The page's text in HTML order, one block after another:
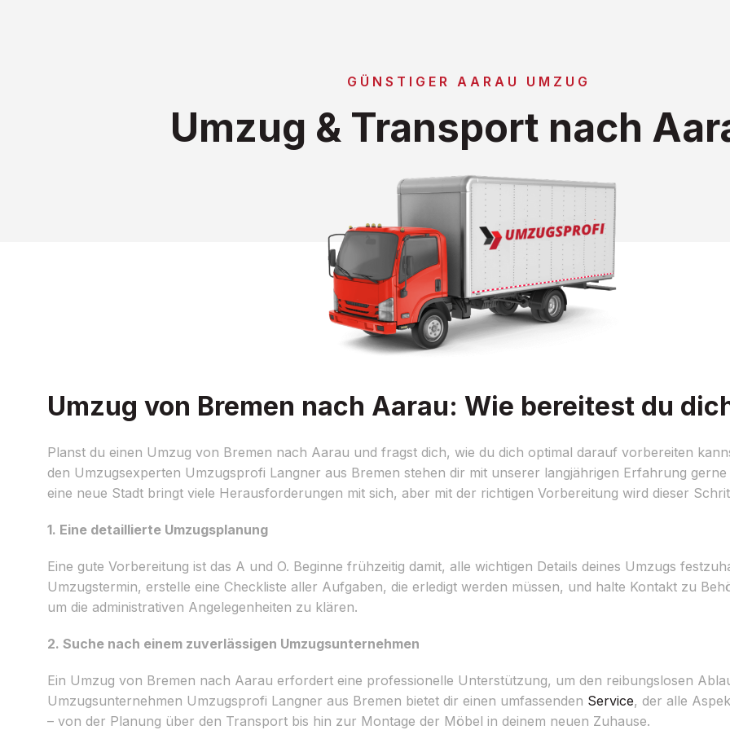
GÜNSTIGER AARAU UMZUG
Umzug & Transport nach
Umzug von Bremen nach Aarau: Wie bereitest du
Planst du einen Umzug von Bremen nach Aarau und fragst dich, wie du dich optimal darauf vorbereiten
den Umzugsexperten Umzugsprofi Langner aus Bremen stehen dir mit unserer langjährigen Erfahrung
eine neue Stadt bringt viele Herausforderungen mit sich, aber mit der richtigen Vorbereitung wird dieser
1. Eine detaillierte Umzugsplanung
Eine gute Vorbereitung ist das A und O. Beginne frühzeitig damit, alle wichtigen Details deines Umzugs
Umzugstermin, erstelle eine Checkliste aller Aufgaben, die erledigt werden müssen, und halte Kontakt zu
um die administrativen Angelegenheiten zu klären.
2. Suche nach einem zuverlässigen Umzugsunternehmen
Ein Umzug von Bremen nach Aarau erfordert eine professionelle Unterstützung, um den reibungslosen
Umzugsunternehmen Umzugsprofi Langner aus Bremen bietet dir einen umfassenden Service, der alle
– von der Planung über den Transport bis hin zur Montage der Möbel in deinem neuen Zuhause.